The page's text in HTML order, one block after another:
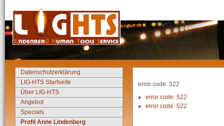
Datenschutzerklärung
LIG-HTS Startseite
Über LIG-HTS
Angebot
Specials
Profil Anne Lindenberg
error code: 522
error code: 522
error code: 522